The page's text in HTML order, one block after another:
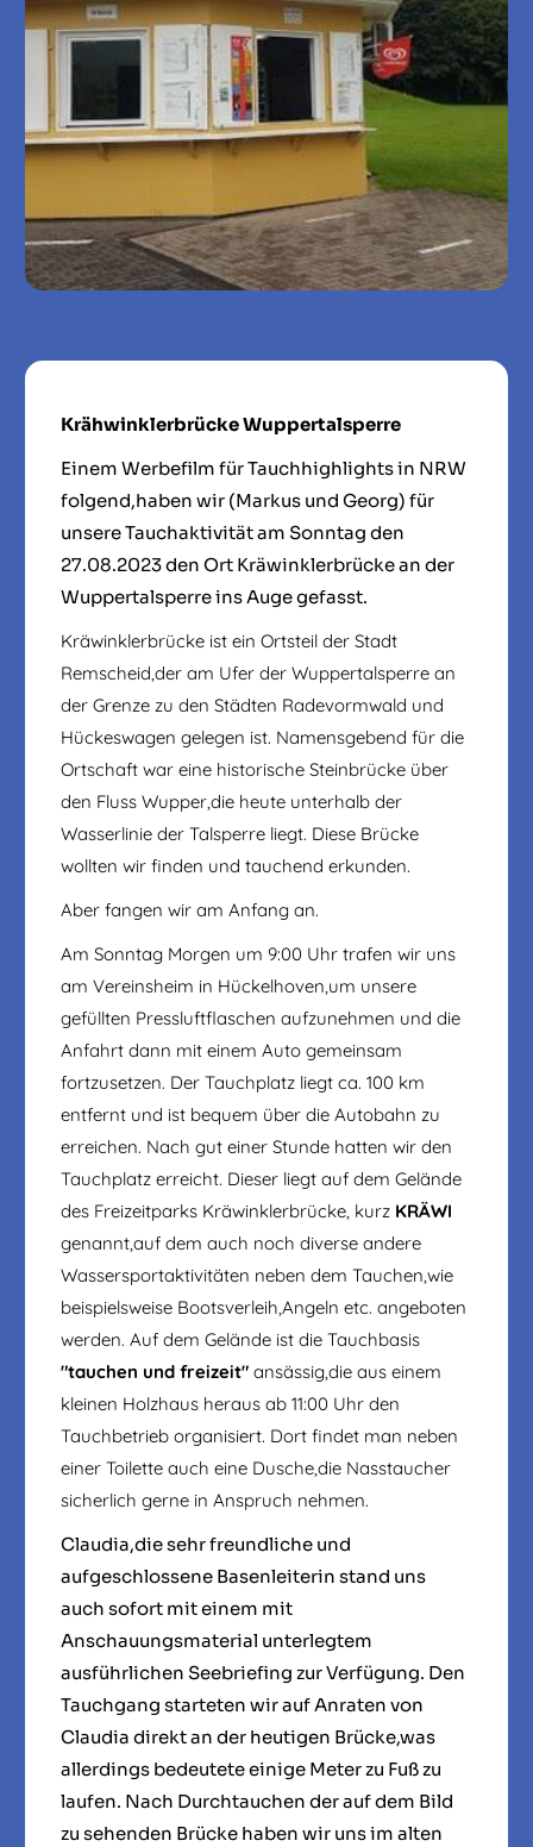
Krähwinklerbrücke Wuppertalsperre
Einem Werbefilm für Tauchhighlights in NRW
folgend,haben wir (Markus und Georg) für
unsere Tauchaktivität am Sonntag den
27.08.2023 den Ort Kräwinklerbrücke an der
Wuppertalsperre ins Auge gefasst.
Kräwinklerbrücke ist ein Ortsteil der Stadt
Remscheid,der am Ufer der Wuppertalsperre an
der Grenze zu den Städten Radevormwald und
Hückeswagen gelegen ist. Namensgebend für die
Ortschaft war eine historische Steinbrücke über
den Fluss Wupper,die heute unterhalb der
Wasserlinie der Talsperre liegt. Diese Brücke
wollten wir finden und tauchend erkunden.
Aber fangen wir am Anfang an.
Am Sonntag Morgen um 9:00 Uhr trafen wir uns
am Vereinsheim in Hückelhoven,um unsere
gefüllten Pressluftflaschen aufzunehmen und die
Anfahrt dann mit einem Auto gemeinsam
fortzusetzen. Der Tauchplatz liegt ca. 100 km
entfernt und ist bequem über die Autobahn zu
erreichen. Nach gut einer Stunde hatten wir den
Tauchplatz erreicht. Dieser liegt auf dem Gelände
des Freizeitparks Kräwinklerbrücke, kurz KRÄWI
genannt,auf dem auch noch diverse andere
Wassersportaktivitäten neben dem Tauchen,wie
beispielsweise Bootsverleih,Angeln etc. angeboten
werden. Auf dem Gelände ist die Tauchbasis
"tauchen und freizeit" ansässig,die aus einem
kleinen Holzhaus heraus ab 11:00 Uhr den
Tauchbetrieb organisiert. Dort findet man neben
einer Toilette auch eine Dusche,die Nasstaucher
sicherlich gerne in Anspruch nehmen.
Claudia,die sehr freundliche und
aufgeschlossene Basenleiterin stand uns
auch sofort mit einem mit
Anschauungsmaterial unterlegtem
ausführlichen Seebriefing zur Verfügung. Den
Tauchgang starteten wir auf Anraten von
Claudia direkt an der heutigen Brücke,was
allerdings bedeutete einige Meter zu Fuß zu
laufen. Nach Durchtauchen der auf dem Bild
zu sehenden Brücke haben wir uns im alten